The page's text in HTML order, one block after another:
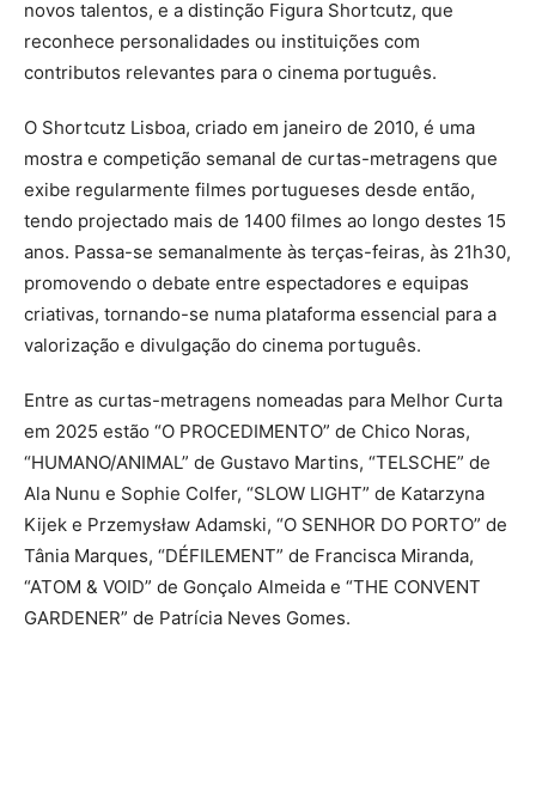
novos talentos, e a distinção Figura Shortcutz, que
reconhece personalidades ou instituições com
contributos relevantes para o cinema português.
O Shortcutz Lisboa, criado em janeiro de 2010, é uma
mostra e competição semanal de curtas-metragens que
exibe regularmente filmes portugueses desde então,
tendo projectado mais de 1400 filmes ao longo destes 15
anos. Passa-se semanalmente às terças-feiras, às 21h30,
promovendo o debate entre espectadores e equipas
criativas, tornando-se numa plataforma essencial para a
valorização e divulgação do cinema português.
Entre as curtas-metragens nomeadas para Melhor Curta
em 2025 estão “O PROCEDIMENTO” de Chico Noras,
“HUMANO/ANIMAL” de Gustavo Martins, “TELSCHE” de
Ala Nunu e Sophie Colfer, “SLOW LIGHT” de Katarzyna
Kijek e Przemysław Adamski, “O SENHOR DO PORTO” de
Tânia Marques, “DÉFILEMENT” de Francisca Miranda,
“ATOM & VOID” de Gonçalo Almeida e “THE CONVENT
GARDENER” de Patrícia Neves Gomes.